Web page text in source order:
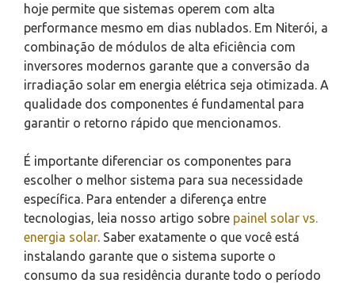
hoje permite que sistemas operem com alta
performance mesmo em dias nublados. Em Niterói, a
combinação de módulos de alta eficiência com
inversores modernos garante que a conversão da
irradiação solar em energia elétrica seja otimizada. A
qualidade dos componentes é fundamental para
garantir o retorno rápido que mencionamos.
É importante diferenciar os componentes para
escolher o melhor sistema para sua necessidade
específica. Para entender a diferença entre
tecnologias, leia nosso artigo sobre painel solar vs.
energia solar. Saber exatamente o que você está
instalando garante que o sistema suporte o
consumo da sua residência durante todo o período